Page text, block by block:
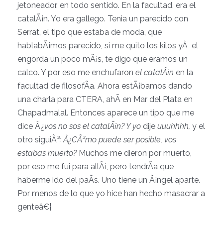
jetoneador, en todo sentido. En la facultad, era el
catalÃ¡n. Yo era gallego. Tenia un parecido con
Serrat, el tipo que estaba de moda, que
hablabÃ¡mos parecido, si me quito los kilos yÂ el
engorda un poco mÃ¡s, te digo que eramos un
calco. Y por eso me enchufaron el catalÃ¡n en la
facultad de filosofÃ­a. Ahora estÃ¡bamos dando
una charla para CTERA, ahÃ­ en Mar del Plata en
Chapadmalal. Entonces aparece un tipo que me
dice Â¿vos no sos el catalÃ¡n? Y yo dije uuuhhhh, y el
otro siguiÃ³: Â¿CÃ³mo puede ser posible, vos
estabas muerto?Muchos me dieron por muerto,
por eso me fui para allÃ¡, pero tendrÃ­a que
haberme ido del paÃ­s. Uno tiene un Ã¡ngel aparte.
Por menos de lo que yo hice han hecho masacrar a
genteâ€¦